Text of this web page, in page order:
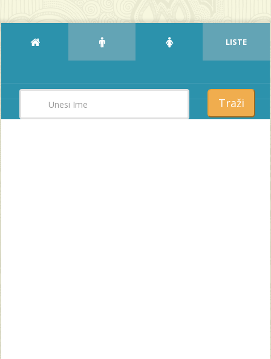
LISTE
Traži